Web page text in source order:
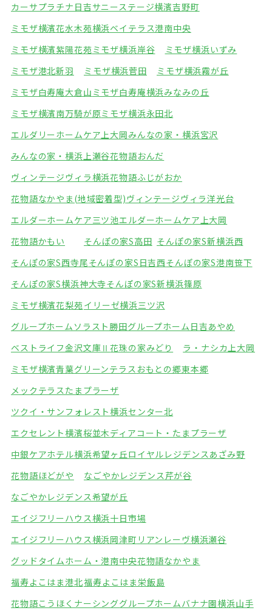
カーサプラチナ日吉サニーステージ横濱吉野町
ミモザ横濱花水木苑横浜ベイテラス港南中央
ミモザ横濱紫陽花苑ミモザ横浜岸谷
ミモザ横浜いずみ
ミモザ港北新羽
ミモザ横浜菅田
ミモザ横浜霧が丘
ミモザ白寿庵大倉山 ミモザ白寿庵横浜みなみの丘
ミモザ横濱南万騎が原ミモザ横浜永田北
エルダリーホームケア上大岡みんなの家・横浜宮沢
みんなの家・横浜上瀬谷花物語おんだ
ヴィンテージヴィラ横浜花物語ふじがおか
花物語なかやま(地域密着型)ヴィンテージヴィラ洋光台
エルダーホームケア三ツ池エルダーホームケア上大岡
花物語かもい
そんぽの家S高田 そんぽの家S新横浜西
そんぽの家S西寺尾そんぽの家S日吉西そんぽの家S港南笹下
そんぽの家S横浜神大寺そんぽの家S新横浜篠原
ミモザ横濱花梨苑イリーゼ横浜三ツ沢
グループホームソラスト勝田グループホーム日吉あやめ
ベストライフ金沢文庫Ⅱ花珠の家みどり
ラ・ナシカ上大岡
ミモザ横濱青葉グリーンテラス おもとの郷東本郷
メックテラスたまプラーザ
ツクイ・サンフォレスト横浜センター北
エクセレント横濱桜並木ディアコート・たまプラーザ
中銀ケアホテル横浜希望ヶ丘ロイヤルレジデンスあざみ野
花物語ほどがや
なごやかレジデンス芹が谷
なごやかレジデンス希望が丘
エイジフリーハウス横浜十日市場
エイジフリーハウス横浜岡津町 リアンレーヴ横浜瀬谷
グッドタイムホーム・港南中央花物語なかやま
福寿よこはま港北福寿よこはま栄飯島
花物語こうほくナーシンググループホームバナナ園横浜山手